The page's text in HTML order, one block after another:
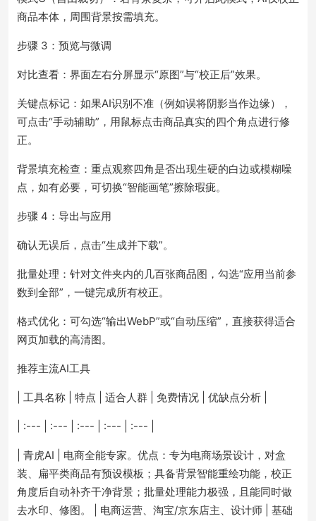
商品本体，周围背景按需填充。
步骤 3：预览与微调
对比查看：界面左右分屏显示“原图”与“校正后”效果。
关键点标记：如果AI识别不准（例如误将阴影当作边缘），
可点击“手动辅助”，用鼠标点击商品真实的四个角点进行修
正。
背景填充检查：重点观察四角是否出现生硬的白边或模糊噪
点，如有必要，可切换“智能画笔”擦除瑕疵。
步骤 4：导出与应用
确认无误后，点击“生成并下载”。
批量处理：针对文件夹内的几百张商品图，勾选“应用当前参
数到全部”，一键完成所有校正。
格式优化：可勾选“输出WebP”或“自动压缩”，直接获得适合
网页加载的高清图。
推荐主流AI工具
| 工具名称 | 特点 | 适合人群 | 免费情况 | 优缺点分析 |
| :--- | :--- | :--- | :--- | :--- |
| 青虎AI | 电商全能专家。优点：专为电商场景设计，对盒
装、扁平类商品有预设模板；具备背景智能重绘功能，校正
角度后自动补齐干净背景；批量处理能力极强，且能同时做
去水印、修图。 | 电商运营、淘宝/京东店主、设计师 | 基础